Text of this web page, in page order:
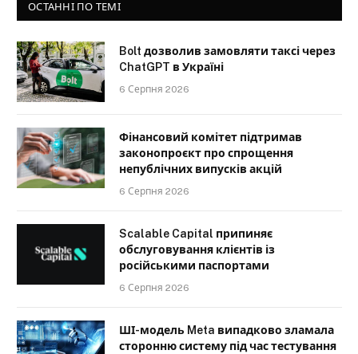
ОСТАННІ ПО ТЕМІ
Bolt дозволив замовляти таксі через
ChatGPT в Україні
6 Серпня 2026
Фінансовий комітет підтримав
законопроєкт про спрощення
непублічних випусків акцій
6 Серпня 2026
Scalable Capital припиняє
обслуговування клієнтів із
російськими паспортами
6 Серпня 2026
ШІ-модель Meta випадково зламала
сторонню систему під час тестування